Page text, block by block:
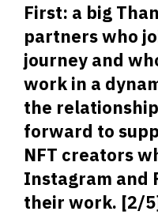
First: a big
partners who
journey and
work in a
the
forward to
NFT creators
Instagram and
their work. [2/